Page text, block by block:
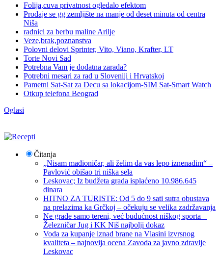
Folija,cuva privatnost ogledalo efektom
Prodaje se gg zemljište na manje od deset minuta od centra
Niša
radnici za berbu maline Arilje
Veze,brak,poznanstva
Polovni delovi Sprinter, Vito, Viano, Krafter, LT
Torte Novi Sad
Potrebna Vam je dodatna zarada?
Potrebni mesari za rad u Sloveniji i Hrvatskoj
Pametni Sat-Sat za Decu sa lokacijom-SIM Sat-Smart Watch
Otkup telefona Beograd
Oglasi
Čitanja
„Nisam mađioničar, ali želim da vas lepo iznenadim“ –
Pavlović obišao tri niška sela
Leskovac; Iz budžeta grada isplaćeno 10.986.645
dinara
HITNO ZA TURISTE: Od 5 do 9 sati sutra obustava
na prelazima ka Grčkoj – očekuju se velika zadržavanja
Ne grade samo tereni, već budućnost niškog sporta –
Železničar Jug i KK Niš najbolji dokaz
Voda za kupanje iznad brane na Vlasini izvrsnog
kvaliteta – najnovija ocena Zavoda za javno zdravlje
Leskovac